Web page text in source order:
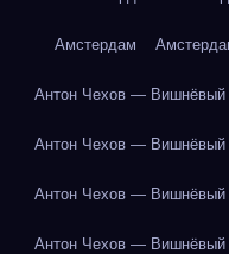
Амстердам
Антон Чехов — Вишнёвый
Антон Чехов — Вишнёвый
Антон Чехов — Вишнёвый
Антон Чехов — Вишнёвый